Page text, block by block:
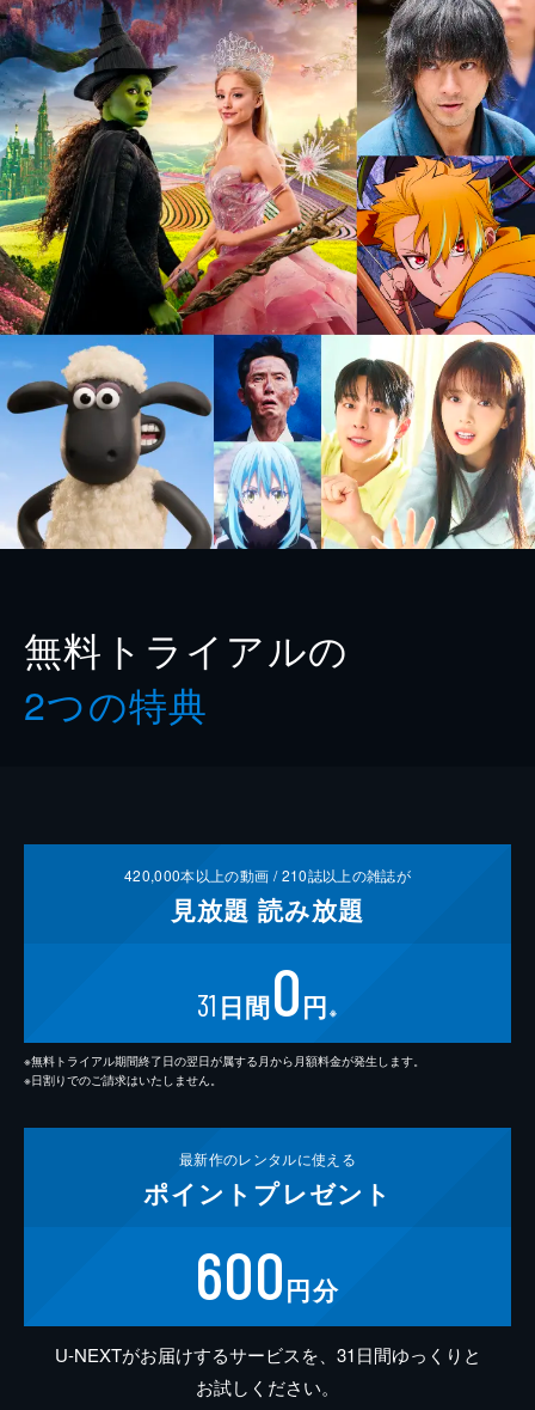
無料トライアルの
2つの特典
420,000本以上の動画 /210誌以上の雑誌が
見放題 読み放題
31 日間0円 ※
※無料トライアル期間終了日の翌日が属する月から月額料金が発生します。
※日割りでのご請求はいたしません。
最新作のレンタルに使える
ポイント プレゼント
600円分
U-NEXTがお届けするサービスを、31日間ゆっくりと
お試しください。